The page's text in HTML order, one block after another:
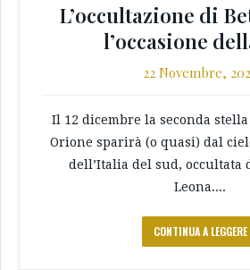
L’occultazione di
l’occasione
22 Novembre,
Il 12 dicembre la seconda
Orione sparirà (o quasi) dal
dell’Italia del sud, occultata
Leona....
CONTINUA A LEGGERE